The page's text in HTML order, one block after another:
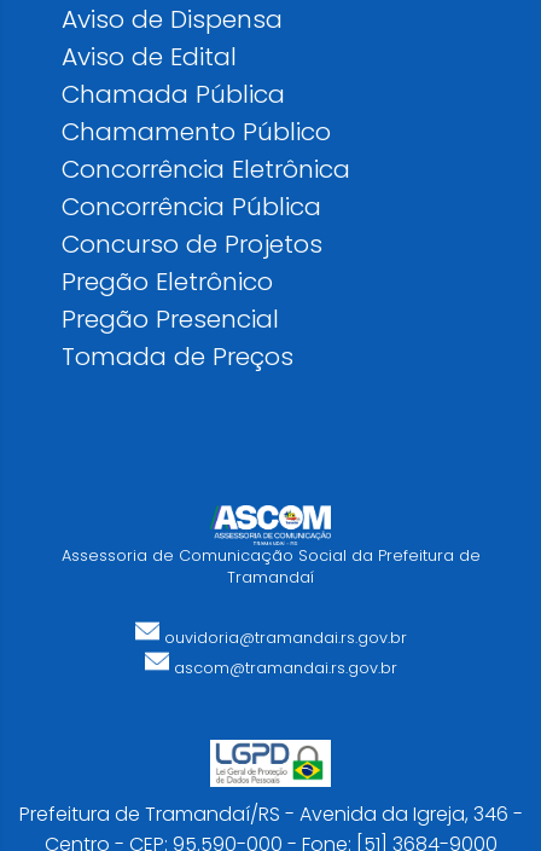
Aviso de Dispensa
Aviso de Edital
Chamada Pública
Chamamento Público
Concorrência Eletrônica
Concorrência Pública
Concurso de Projetos
Pregão Eletrônico
Pregão Presencial
Tomada de Preços
Assessoria de Comunicação Social da Prefeitura de
Tramandaí
ouvidoria@tramandai.rs.gov.br
ascom@tramandai.rs.gov.br
Prefeitura de Tramandaí/RS - Avenida da Igreja, 346 -
Centro - CEP: 95.590-000 - Fone: [51] 3684-9000